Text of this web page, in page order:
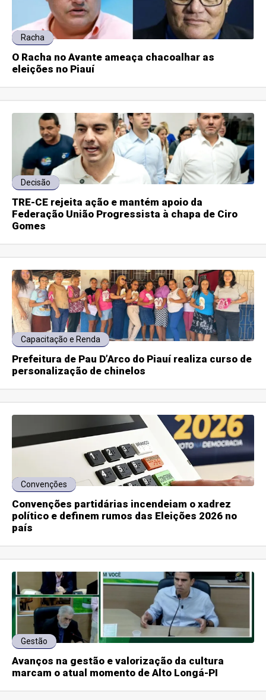
Racha
O Racha no Avante ameaça chacoalhar as
eleições no Piauí
Decisão
TRE-CE rejeita ação e mantém apoio da
Federação União Progressista à chapa de Ciro
Gomes
Capacitação e Renda
Prefeitura de Pau D’Arco do Piauí realiza curso de
personalização de chinelos
Convenções
Convenções partidárias incendeiam o xadrez
político e definem rumos das Eleições 2026 no
país
Gestão
Avanços na gestão e valorização da cultura
marcam o atual momento de Alto Longá-PI